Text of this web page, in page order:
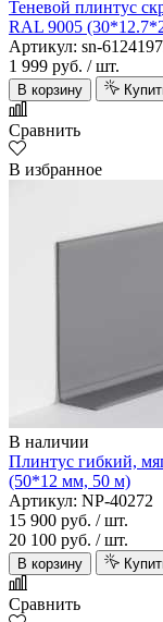
Теневой плинтус
RAL 9005
Артикул: sn-
1 999 руб. / шт.
В корзину
Сравнить
В избранное
В наличии
Плинтус гибкий,
(50*12 мм, 50 м)
Артикул: NP-40272
15 900 руб. / шт.
20 100 руб. / шт.
В корзину
Сравнить